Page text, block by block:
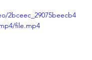
2bceec_29075beecb4
file.mp4